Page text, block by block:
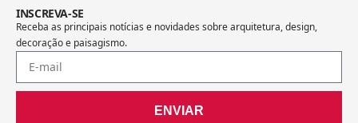
INSCREVA-SE
Receba as principais notícias e novidades sobre arquitetura, design,
decoração e paisagismo.
ENVIAR